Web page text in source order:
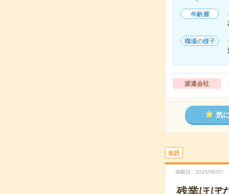
年齢層
職場の様子
派遣会社
気
未読
掲載日 2026/08/07